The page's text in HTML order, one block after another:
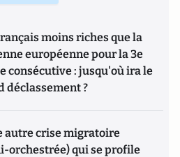
moins riches que la
européenne pour la 3e
consécutive : jusqu'où ira le
déclassement ?
autre crise migratoire
orchestrée) qui se profile